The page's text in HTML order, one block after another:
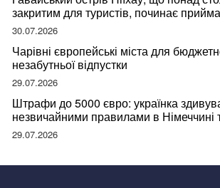
закритим для туристів, починає
відвідувачів
30.07.2026
Чарівні європейські міста для
незабутньої відпустки
29.07.2026
Штрафи до 5000 євро: українка
незвичайними правилами в Німеччині
правдою
29.07.2026